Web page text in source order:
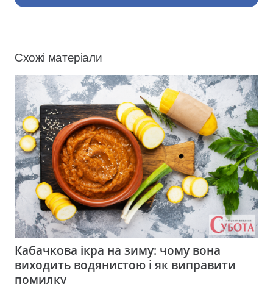
Схожі матеріали
Кабачкова ікра на зиму: чому вона
виходить водянистою і як виправити
помилку